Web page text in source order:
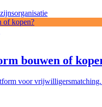
of kopen?
bouwen of
voor